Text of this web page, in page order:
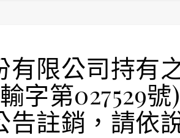
有限公司持有
字第027529
告註銷，請依